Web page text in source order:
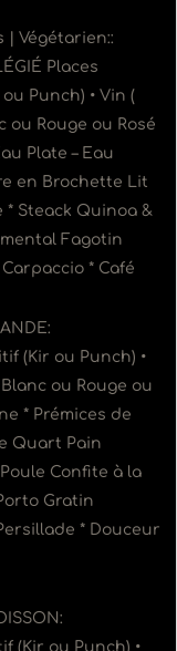
| Végétarien::
Places
Punch) • Vin (
Rouge ou Rosé
Plate – Eau
en Brochette Lit
* Steack Quinoa &
Fagotin
* Café
(Kir ou Punch) •
ou Rouge ou
* Prémices de
Quart Pain
Confite à la
Gratin
* Douceur
(Kir ou Punch) •